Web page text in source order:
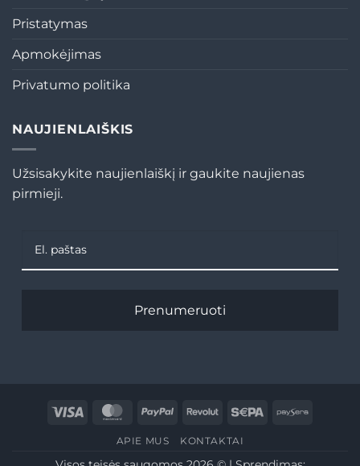
Pristatymas
Apmokėjimas
Privatumo politika
NAUJIENLAIŠKIS
Užsisakykite naujienlaiškį ir gaukite naujienas
pirmieji.
Prenumeruoti
Visa MasterCardPayPal Revolut Sepa Paysera
APIE MUS KONTAKTAI